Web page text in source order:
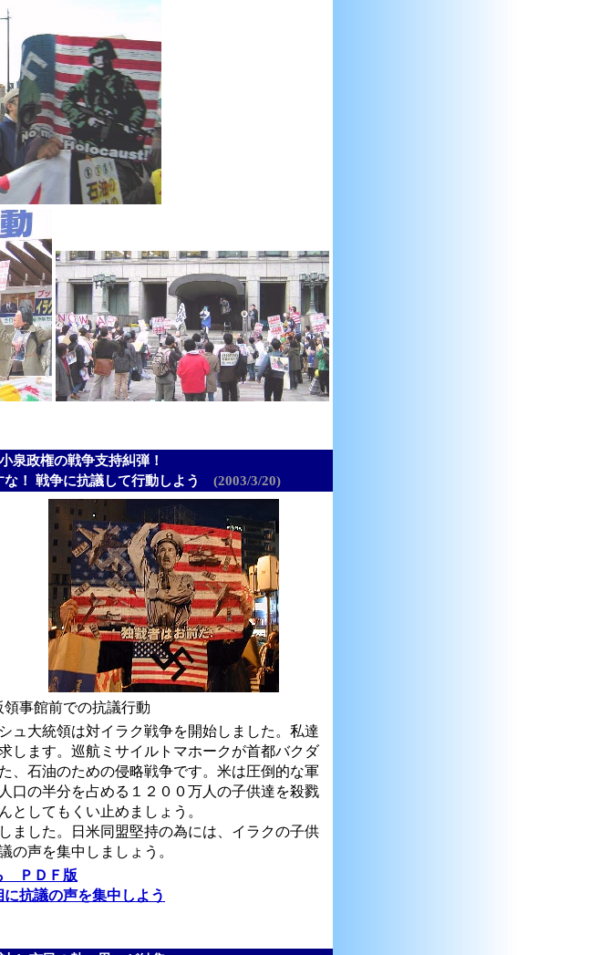
泉政権の戦争支持糾弾！
な！ 戦争に抗議して行動しよう (2003/3/20)
領事館前での抗議行動
大統領は対イラク戦争を開始しました。私達
します。巡航ミサイルトマホークが首都バクダ
、石油のための侵略戦争です。米は圧倒的な軍
口の半分を占める１２００万人の子供達を殺戮
としてもくい止めましょう。
した。日米同盟堅持の為には、イラクの子供
の声を集中しましょう。
ＰＤＦ版
抗議の声を集中しよう